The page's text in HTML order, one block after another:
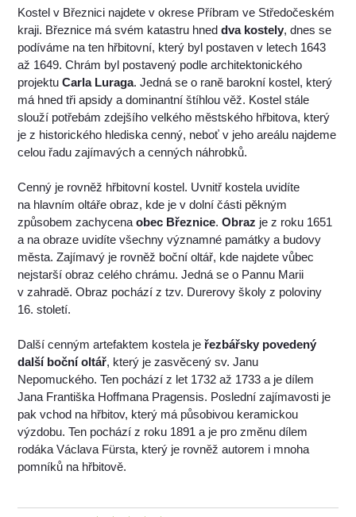
Kostel v Březnici najdete v okrese Příbram ve Středočeském
kraji. Březnice má svém katastru hneddva kostely, dnes se
podíváme na ten hřbitovní, který byl postaven v letech 1643
až 1649. Chrám byl postavený podle architektonického
projektuCarla Luraga. Jedná se o raně barokní kostel, který
má hned tři apsidy a dominantní štíhlou věž. Kostel stále
slouží potřebám zdejšího velkého městského hřbitova, který
je z historického hlediska cenný, neboť v jeho areálu najdeme
celou řadu zajímavých a cenných náhrobků.
Cenný je rovněž hřbitovní kostel. Uvnitř kostela uvidíte
na hlavním oltáře obraz, kde je v dolní části pěkným
způsobem zachycenaobec Březnice.Obraz je z roku 1651
a na obraze uvidíte všechny významné památky a budovy
města. Zajímavý je rovněž boční oltář, kde najdete vůbec
nejstarší obraz celého chrámu. Jedná se o Pannu Marii
v zahradě. Obraz pochází z tzv. Durerovy školy z poloviny
16. století.
Další cenným artefaktem kostela jeřezbářsky povedený
další boční oltář, který je zasvěcený sv. Janu
Nepomuckého. Ten pochází z let 1732 až 1733 a je dílem
Jana Františka Hoffmana Pragensis. Poslední zajímavosti je
pak vchod na hřbitov, který má působivou keramickou
výzdobu. Ten pochází z roku 1891 a je pro změnu dílem
rodáka Václava Fürsta, který je rovněž autorem i mnoha
pomníků na hřbitově.